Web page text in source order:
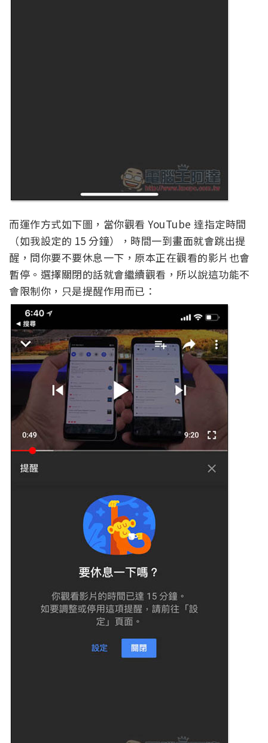
而運作方式如下圖，當你觀看 YouTube 達指定時間
（如我設定的 15 分鐘），時間一到畫面就會跳出提
醒，問你要不要休息一下，原本正在觀看的影片也會
暫停。選擇關閉的話就會繼續觀看，所以說這功能不
會限制你，只是提醒作用而已：